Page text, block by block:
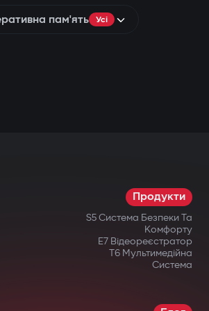
пам'ять Усі
Продукти
S5 Система Безпеки Та
Комфорту
E7 Відеореєстратор
T6 Мультимедійна
Система